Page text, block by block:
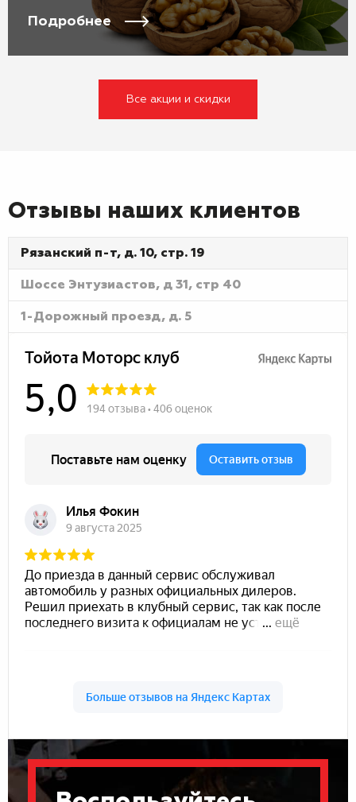
Подробнее
Все акции и скидки
Отзывы наших клиентов
Рязанский п-т, д. 10, стр. 19
Шоссе Энтузиастов, д 31, стр 40
1-Дорожный проезд, д. 5